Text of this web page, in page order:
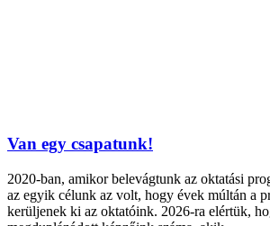
Van egy csapatunk!
2020-ban, amikor belevágtunk az oktatási
az egyik célunk az volt, hogy évek múltán a
kerüljenek ki az oktatóink. 2026-ra elértük,